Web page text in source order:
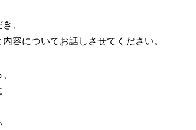
、
容についてお話しさせてください。